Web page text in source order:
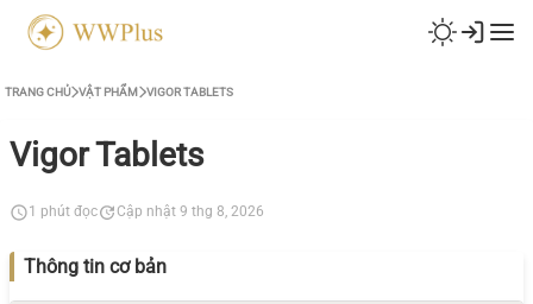
TRANG CHỦ VẬT PHẨM VIGOR TABLETS
Vigor Tablets
1 phút đọc Cập nhật 9 thg 8, 2026
Thông tin cơ bản